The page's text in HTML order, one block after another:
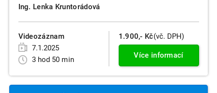
Ing. Lenka Kruntorádová
Videozáznam
7.1.2025
3 hod 50 min
1.900,- Kč(vč. DPH)
Více informací